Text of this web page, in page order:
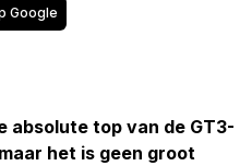
Google
absolute top van de GT3-
het is geen groot